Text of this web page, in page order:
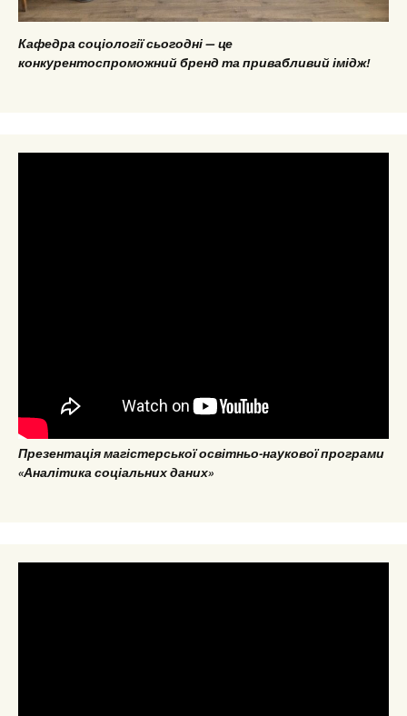
Кафедра соціології сьогодні — це
конкурентоспроможний бренд та привабливий імідж!
Презентація магістерської освітньо-наукової програми
«Аналітика соціальних даних»